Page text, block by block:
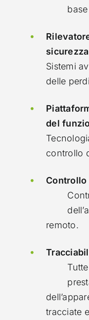
sicurezza
Sistemi
delle
del
controllo
remoto.
tracciate